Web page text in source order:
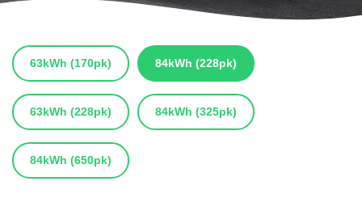
63kWh (170pk) 84kWh (228pk)
63kWh (228pk) 84kWh (325pk)
84kWh (650pk)